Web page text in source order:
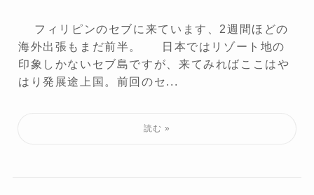
フィリピンのセブに来ています、2週間ほどの
海外出張もまだ前半。 日本ではリゾート地の
印象しかないセブ島ですが、来てみればここはや
はり発展途上国。前回のセ...